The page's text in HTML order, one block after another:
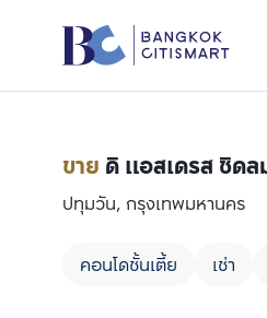
ขาย ดิ แอสเดรส ชิดล
ปทุมวัน, กรุงเทพมหานคร
คอนโดชั้นเตี้ย เช่า